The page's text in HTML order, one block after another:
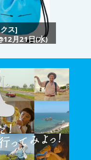
ス]
月21日(水)